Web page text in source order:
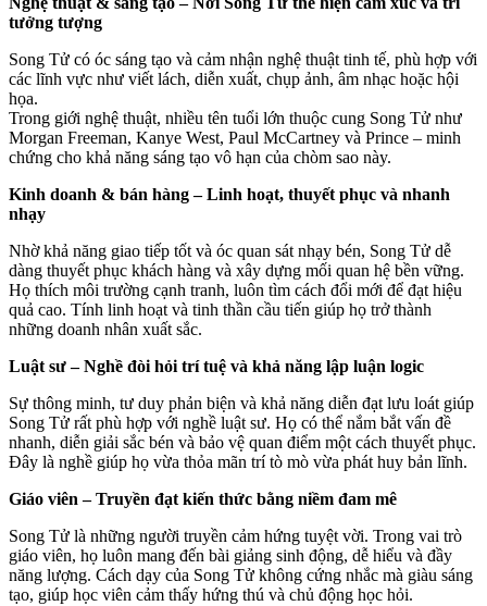
tưởng tượng
Song Tử có óc sáng tạo và cảm nhận nghệ thuật tinh tế, phù hợp với
các lĩnh vực như viết lách, diễn xuất, chụp ảnh, âm nhạc hoặc hội
họa.
Trong giới nghệ thuật, nhiều tên tuổi lớn thuộc cung Song Tử như
Morgan Freeman, Kanye West, Paul McCartney và Prince – minh
chứng cho khả năng sáng tạo vô hạn của chòm sao này.
Kinh doanh & bán hàng – Linh hoạt, thuyết phục và nhanh
nhạy
Nhờ khả năng giao tiếp tốt và óc quan sát nhạy bén, Song Tử dễ
dàng thuyết phục khách hàng và xây dựng mối quan hệ bền vững.
Họ thích môi trường cạnh tranh, luôn tìm cách đổi mới để đạt hiệu
quả cao. Tính linh hoạt và tinh thần cầu tiến giúp họ trở thành
những doanh nhân xuất sắc.
Luật sư – Nghề đòi hỏi trí tuệ và khả năng lập luận logic
Sự thông minh, tư duy phản biện và khả năng diễn đạt lưu loát giúp
Song Tử rất phù hợp với nghề luật sư. Họ có thể nắm bắt vấn đề
nhanh, diễn giải sắc bén và bảo vệ quan điểm một cách thuyết phục.
Đây là nghề giúp họ vừa thỏa mãn trí tò mò vừa phát huy bản lĩnh.
Giáo viên – Truyền đạt kiến thức bằng niềm đam mê
Song Tử là những người truyền cảm hứng tuyệt vời. Trong vai trò
giáo viên, họ luôn mang đến bài giảng sinh động, dễ hiểu và đầy
năng lượng. Cách dạy của Song Tử không cứng nhắc mà giàu sáng
tạo, giúp học viên cảm thấy hứng thú và chủ động học hỏi.